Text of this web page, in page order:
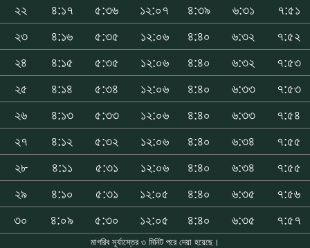
২২
৪:১৭ ৫:৩৬ ১২:০৭ ৪:৩৯ ৬:৩১
৭:৫১
২৩
৪:১৬ ৫:৩৫ ১২:০৬ ৪:৪০ ৬:৩২
৭:৫২
২৪
৪:১৫ ৫:৩৫ ১২:০৬ ৪:৪০ ৬:৩২
৭:৫৩
২৫
৪:১৪ ৫:৩৪ ১২:০৬ ৪:৪০ ৬:৩৩
৭:৫৩
২৬
৪:১৩ ৫:৩৩ ১২:০৬ ৪:৪০ ৬:৩৩
৭:৫৪
২৭
৪:১২ ৫:৩২ ১২:০৬ ৪:৪০ ৬:৩৪
৭:৫৫
২৮
৪:১১ ৫:৩১ ১২:০৬ ৪:৪০ ৬:৩৪
৭:৫৫
২৯
৪:১০ ৫:৩১ ১২:০৫ ৪:৪০ ৬:৩৫
৭:৫৬
৩০
৪:০৯ ৫:৩০ ১২:০৫ ৪:৪০ ৬:৩৫ ৭:৫৭
মাগরিব সূর্যাস্তের ৩ মিনিট পরে দেয়া হয়েছে।